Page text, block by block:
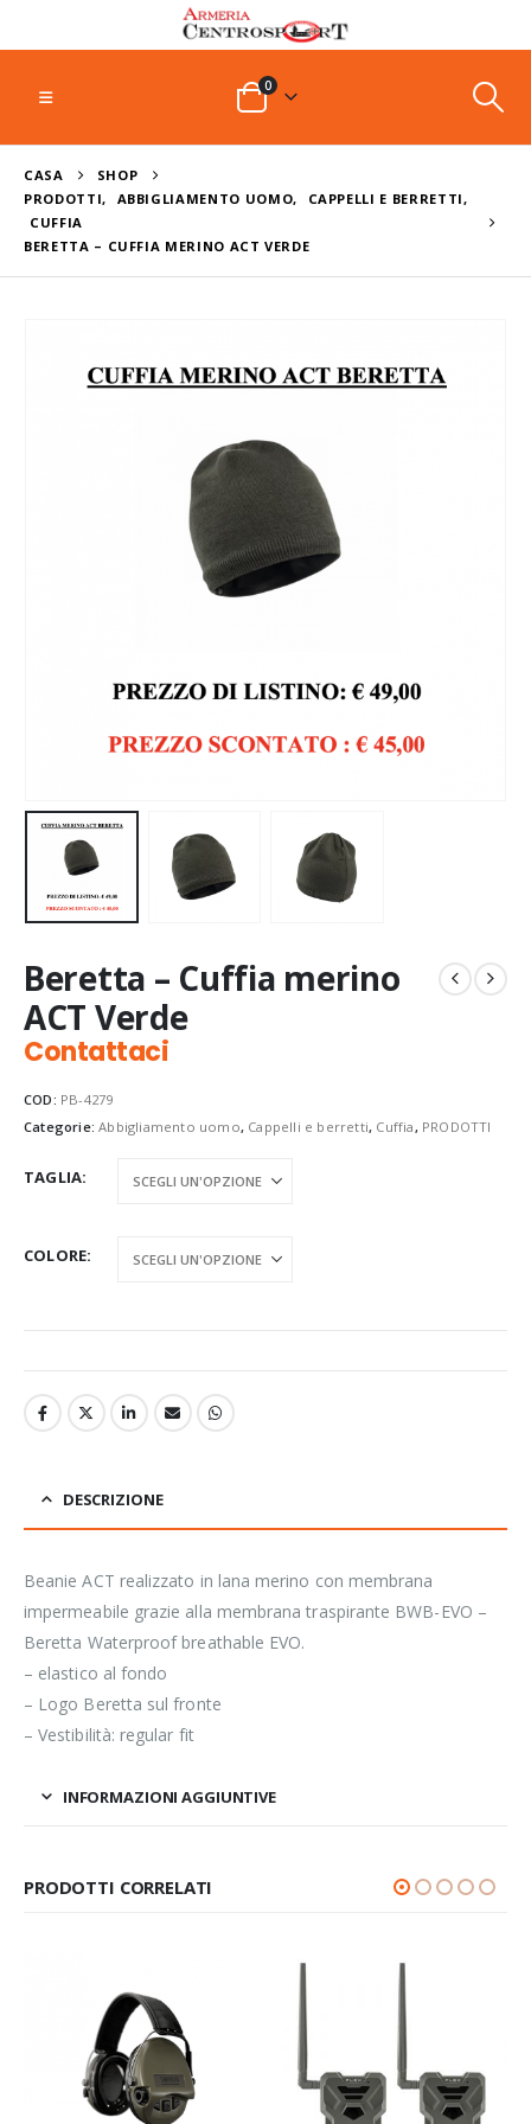
0
CASA
SHOP
PRODOTTI, ABBIGLIAMENTO UOMO, CAPPELLI E BERRETTI,
CUFFIA
BERETTA – CUFFIA MERINO ACT VERDE
Beretta – Cuffia merino
ACT Verde
Contattaci
COD: PB-4279
Categorie:Abbigliamento uomo, Cappelli e berretti, Cuffia, PRODOTTI
TAGLIA
COLORE
DESCRIZIONE
Beanie ACT realizzato in lana merino con membrana
impermeabile grazie alla membrana traspirante BWB-EVO –
Beretta Waterproof breathable EVO.
– elastico al fondo
– Logo Beretta sul fronte
– Vestibilità: regular fit
INFORMAZIONI AGGIUNTIVE
PRODOTTI CORRELATI